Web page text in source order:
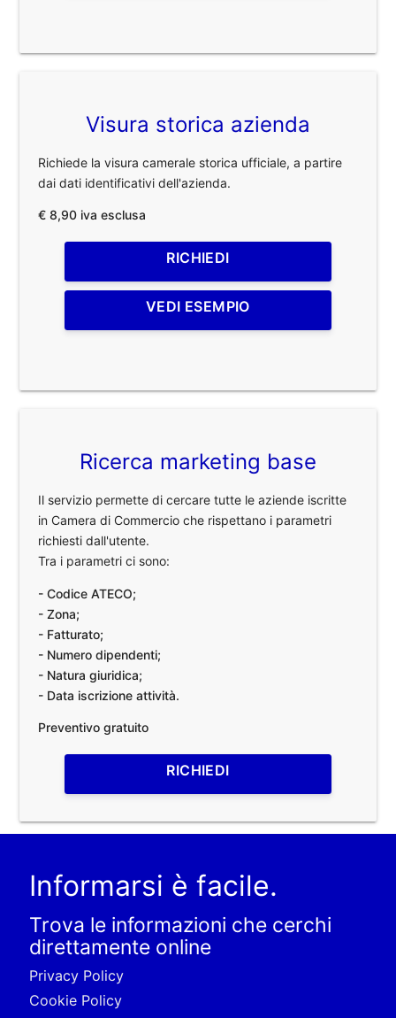
Visura storica azienda
Richiede la visura camerale storica ufficiale, a partire
dai dati identificativi dell'azienda.
€ 8,90 iva esclusa
RICHIEDI
VEDI ESEMPIO
Ricerca marketing base
Il servizio permette di cercare tutte le aziende iscritte
in Camera di Commercio che rispettano i parametri
richiesti dall'utente.
Tra i parametri ci sono:
- Codice ATECO;
- Zona;
- Fatturato;
- Numero dipendenti;
- Natura giuridica;
- Data iscrizione attività.
Preventivo gratuito
RICHIEDI
Informarsi è facile.
Trova le informazioni che cerchi
direttamente online
Privacy Policy
Cookie Policy